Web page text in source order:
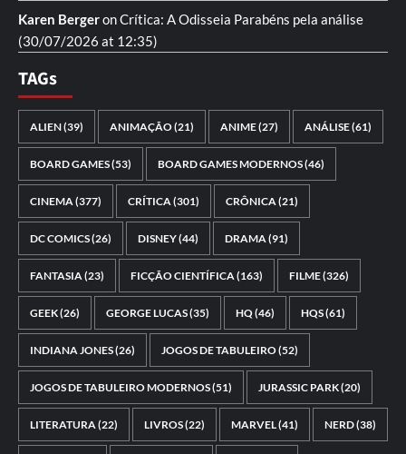
Karen BergeronCrítica: A Odisseia Parabéns pela análise
(30/07/2026 at 12:35)
TAGs
ALIEN(39) ANIMAÇÃO(21) ANIME(27) ANÁLISE(61)
BOARD GAMES(53) BOARD GAMES MODERNOS(46)
CINEMA(377) CRÍTICA(301) CRÔNICA(21)
DC COMICS(26) DISNEY(44) DRAMA(91)
FANTASIA(23) FICÇÃO CIENTÍFICA(163) FILME(326)
GEEK(26) GEORGE LUCAS(35) HQ(46) HQS(61)
INDIANA JONES(26) JOGOS DE TABULEIRO(52)
JOGOS DE TABULEIRO MODERNOS(51) JURASSIC PARK(20)
LITERATURA(22) LIVROS(22) MARVEL(41) NERD(38)